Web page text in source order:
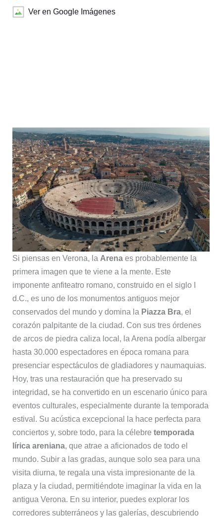
Ver en Google Imágenes
Si piensas en Verona, la Arenaes probablemente la
primera imagen que te viene a la mente. Este
imponente anfiteatro romano, construido en el siglo I
d.C., es uno de los monumentos antiguos mejor
conservados del mundo y domina la Piazza Bra, el
corazón palpitante de la ciudad. Con sus tres órdenes
de arcos de piedra caliza local, la Arena podía albergar
hasta 30.000 espectadores en época romana para
presenciar espectáculos de gladiadores y naumaquias.
Hoy, tras una restauración que ha preservado su
integridad, se ha convertido en un escenario único para
eventos culturales, especialmente durante la temporada
estival. Su acústica excepcional la hace perfecta para
conciertos y, sobre todo, para la célebre temporada
lírica areniana, que atrae a aficionados de todo el
mundo. Subir a las gradas, aunque solo sea para una
visita diurna, te regala una vista impresionante de la
plaza y la ciudad, permitiéndote imaginar la vida en la
antigua Verona. En su interior, puedes explorar los
corredores subterráneos y las galerías, descubriendo